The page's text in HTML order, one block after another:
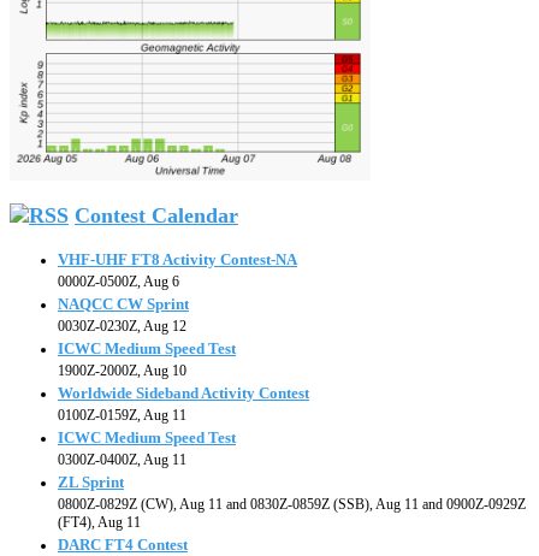
Contest Calendar
VHF-UHF FT8 Activity Contest-NA
0000Z-0500Z, Aug 6
NAQCC CW Sprint
0030Z-0230Z, Aug 12
ICWC Medium Speed Test
1900Z-2000Z, Aug 10
Worldwide Sideband Activity Contest
0100Z-0159Z, Aug 11
ICWC Medium Speed Test
0300Z-0400Z, Aug 11
ZL Sprint
0800Z-0829Z (CW), Aug 11 and 0830Z-0859Z (SSB), Aug 11 and 0900Z-0929Z
(FT4), Aug 11
DARC FT4 Contest